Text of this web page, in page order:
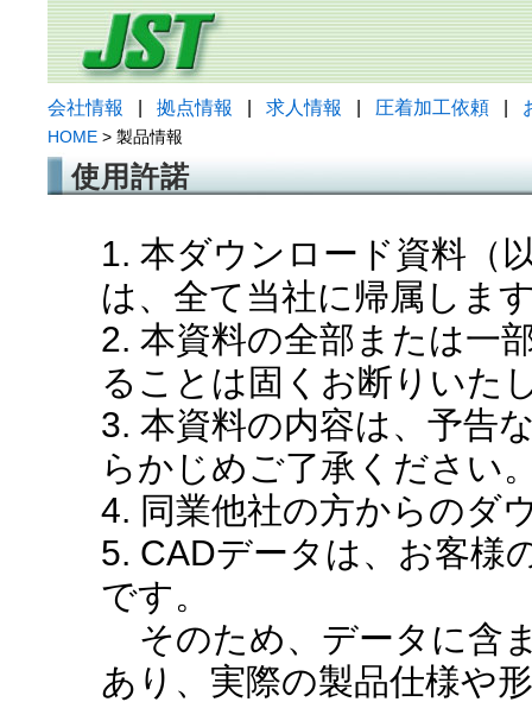
会社情報 拠点情報 求人情報 圧着加工依頼
HOME > 製品情報
使用許諾
1. 本ダウンロード資料（
は、全て当社に帰属しま
2. 本資料の全部または一
ることは固くお断りいた
3. 本資料の内容は、予告
らかじめご了承ください
4. 同業他社の方からのダ
5. CADデータは、お客様
です。
そのため、データに含
あり、実際の製品仕様や